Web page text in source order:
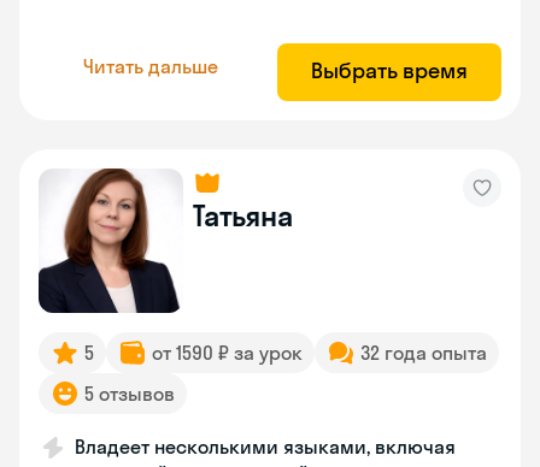
Читать дальше Выбрать время
Татьяна
5 от 1590 ₽ за урок
32 года опыта
5 отзывов
Владеет несколькими языками, включая